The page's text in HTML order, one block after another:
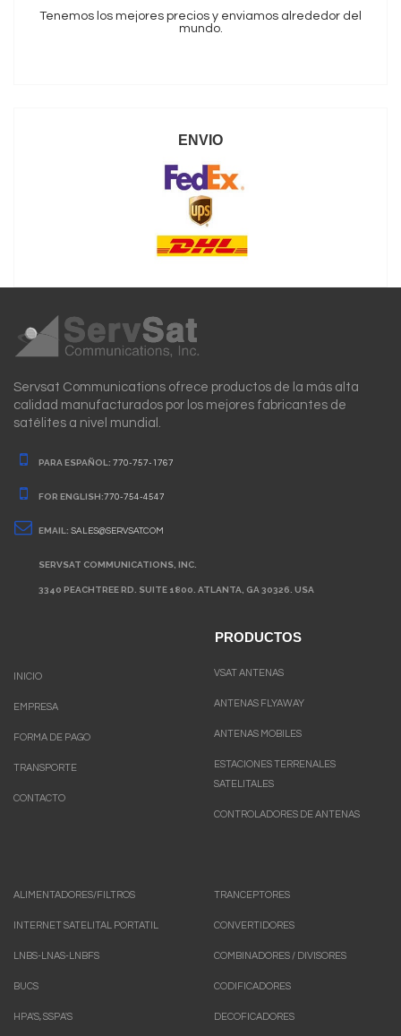
Tenemos los mejores precios y enviamos alrededor del
mundo.
ENVIO
Servsat Communications ofrece productos de la más alta
calidad manufacturados por los mejores fabricantes de
satélites a nivel mundial.
PARA ESPAÑOL: 770-757-1767
FOR ENGLISH:770-754-4547
EMAIL: SALES@SERVSAT.COM
SERVSAT COMMUNICATIONS, INC.
3340 PEACHTREE RD. SUITE 1800. ATLANTA, GA 30326. USA
INICIO
EMPRESA
FORMA DE PAGO
TRANSPORTE
CONTACTO
PRODUCTOS
VSAT ANTENAS
ANTENAS FLYAWAY
ANTENAS MOBILES
ESTACIONES TERRENALES
SATELITALES
CONTROLADORES DE ANTENAS
ALIMENTADORES/FILTROS
INTERNET SATELITAL PORTATIL
LNBS-LNAS-LNBFS
BUCS
HPA'S, SSPA'S
TRANCEPTORES
CONVERTIDORES
COMBINADORES / DIVISORES
CODIFICADORES
DECOFICADORES